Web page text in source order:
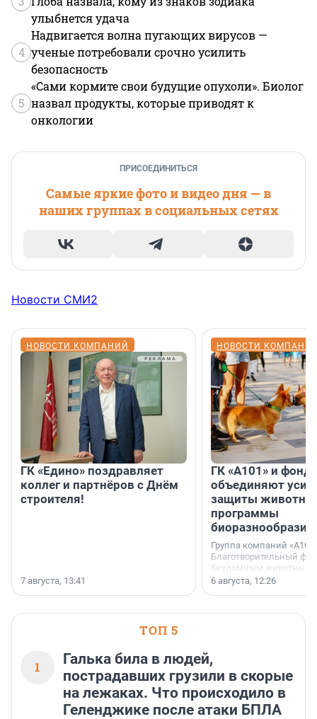
улыбнется удача
4
Надвигается волна пугающих вирусов —
ученые потребовали срочно усилить
безопасность
5
«Сами кормите свои будущие опухоли». Биолог
назвал продукты, которые приводят к
онкологии
ПРИСОЕДИНИТЬСЯ
Самые яркие фото и видео дня — в
наших группах в социальных сетях
Новости СМИ2
НОВОСТИ КОМПАНИЙ
ГК «Едино» поздравляет
коллег и партнёров с Днём
строителя!
7 августа, 13:41
НОВОСТИ
ГК «А101» и фонд
объединяют
защиты
программы
биоразнообразия
Группа компаний
Благотворительный
бездомным животным
заключили соглашение
6 августа, 12:26
ТОП 5
1
Галька била в людей,
пострадавших грузили в скорые
на лежаках. Что происходило в
Геленджике после атаки БПЛА